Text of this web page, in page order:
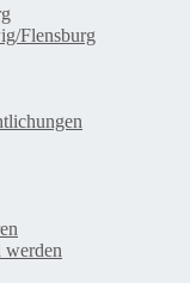
Flensburg